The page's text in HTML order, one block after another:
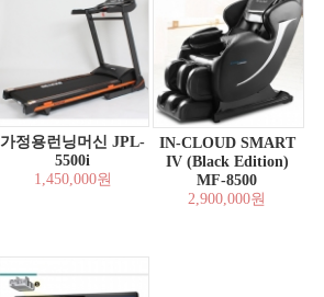
가정용런닝머신 JPL-
5500i
1,450,000원
IN-CLOUD SMART
IV (Black Edition)
MF-8500
2,900,000원